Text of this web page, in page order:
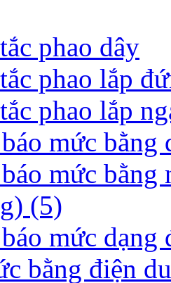
phao dây
phao lắp
phao lắp
mức bằng
mức
(5)
mức
bằng điện